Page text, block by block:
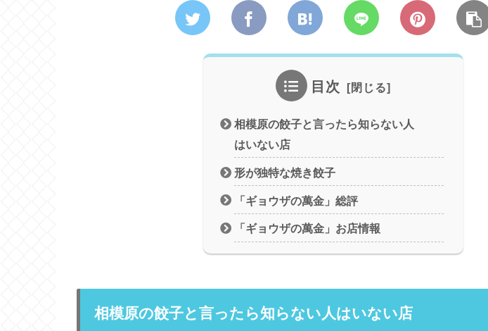
目次
相模原の餃子と言ったら知らない人
はいない店
形が独特な焼き餃子
「ギョウザの萬金」総評
「ギョウザの萬金」お店情報
相模原の餃子と言ったら知らない人はいない店